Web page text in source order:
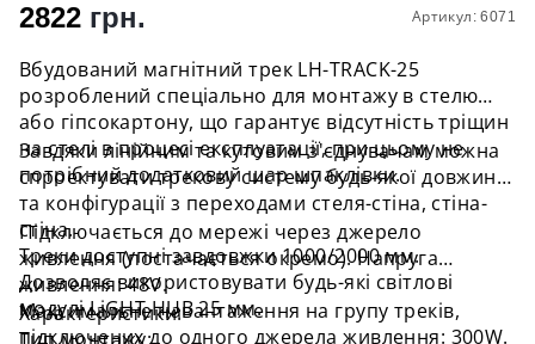
Артикул: 6071
2822 грн.
Вбудований магнітний трек LH-TRACK-25
розроблений спеціально для монтажу в стелю
або гіпсокартону, що гарантує відсутність тріщин
на стелі в процесі експлуатації, при цьому не
потрібний додатковий шар шпаклівки.
Завдяки лінійним та кутовим з'єднувачам можна
спроектувати трекову систему будь-якої довжини
та конфігурації з переходами стеля-стіна, стіна-
стіна.
Треки доступні завдовжки 1000/2000 мм.
Дозволяє використовувати будь-які світлові
модулі LiGHT HUB 25 мм.
Підключається до мережі через джерело
живлення (постачається окремо). Напруга
живлення: 48V.
Максимальне навантаження на групу треків,
підключених до одного джерела живлення: 300W.
Характеристики: